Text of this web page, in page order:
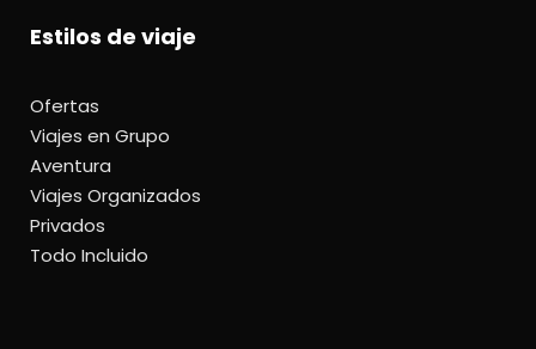
Estilos de viaje
Ofertas
Viajes en Grupo
Aventura
Viajes Organizados
Privados
Todo Incluido